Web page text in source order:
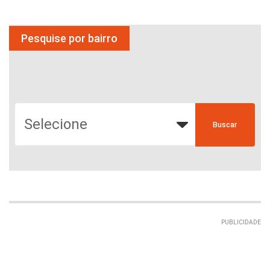
Pesquise por bairro
PUBLICIDADE